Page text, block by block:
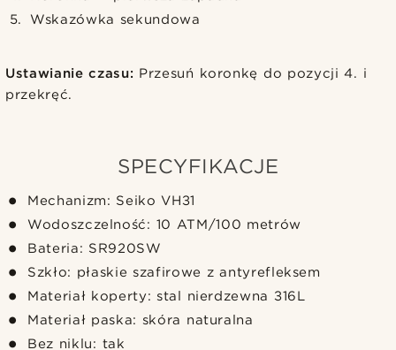
Wskazówka sekundowa
Ustawianie czasu: Przesuń koronkę do pozycji 4. i
przekręć.
SPECYFIKACJE
Mechanizm: Seiko VH31
Wodoszczelność: 10 ATM/100 metrów
Bateria: SR920SW
Szkło: płaskie szafirowe z antyrefleksem
Materiał koperty: stal nierdzewna 316L
Materiał paska: skóra naturalna
Bez niklu: tak